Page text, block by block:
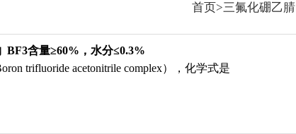
首页>三氟化硼乙腈
BF3含量≥60%，水分≤0.3%
trifluoride acetonitrile complex），化学式是